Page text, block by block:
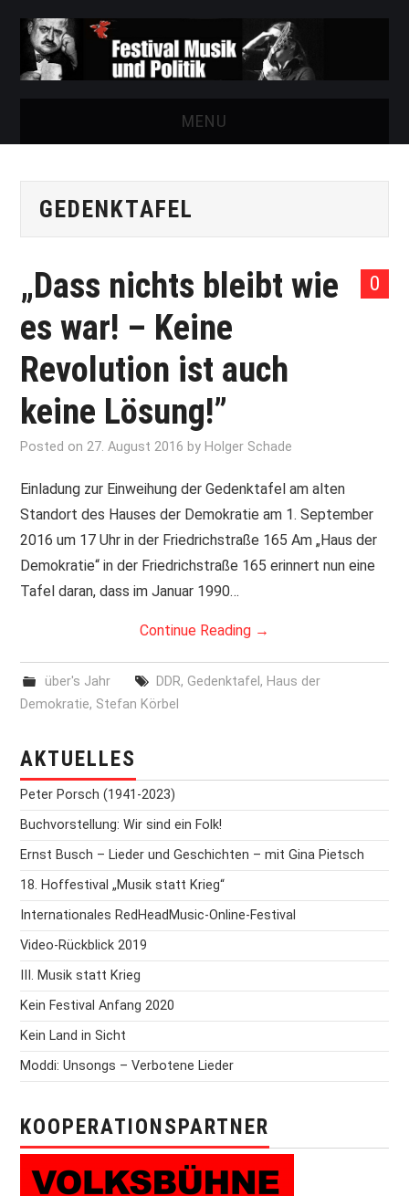
MENU
FESTIVAL
AUSSTELLUNGEN
ARCHIV
PRINT & CDS
IMPRESSUM
GEDENKTAFEL
0
„Dass nichts bleibt wie
es war! – Keine
Revolution ist auch
keine Lösung!”
Posted on27. August 2016 by Holger Schade
Einladung zur Einweihung der Gedenktafel am alten
Standort des Hauses der Demokratie am 1. September
2016 um 17 Uhr in der Friedrichstraße 165 Am „Haus der
Demokratie“ in der Friedrichstraße 165 erinnert nun eine
Tafel daran, dass im Januar 1990…
Continue Reading →
über's Jahr DDR, Gedenktafel , Haus der
Demokratie, Stefan Körbel
AKTUELLES
Peter Porsch (1941-2023)
Buchvorstellung: Wir sind ein Folk!
Ernst Busch – Lieder und Geschichten – mit Gina Pietsch
18. Hoffestival „Musik statt Krieg“
Internationales RedHeadMusic-Online-Festival
Video-Rückblick 2019
III. Musik statt Krieg
Kein Festival Anfang 2020
Kein Land in Sicht
Moddi: Unsongs – Verbotene Lieder
KOOPERATIONSPARTNER